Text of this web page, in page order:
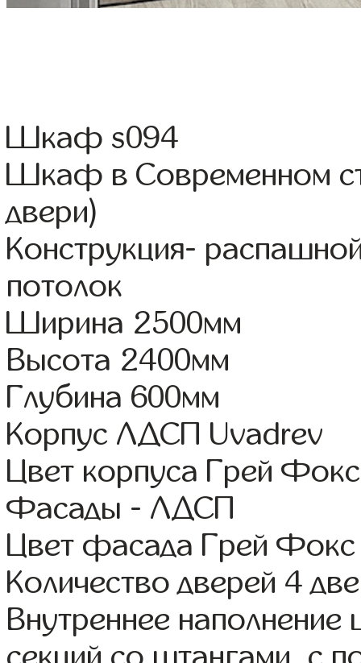
Шкаф s094
Шкаф в Современном
двери)
Конструкция-
потолок
Ширина 2500мм
Высота 2400мм
Глубина 600мм
Корпус ЛДСП Uvadrev
Цвет корпуса Грей Фокс
Фасады - ЛДСП
Цвет фасада Грей Фокс
Количество дверей 4
Внутреннее